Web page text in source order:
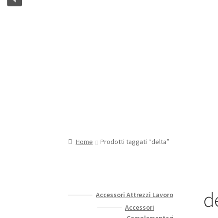
Home Prodotti taggati “delta”
Accessori Attrezzi Lavoro
Accessori